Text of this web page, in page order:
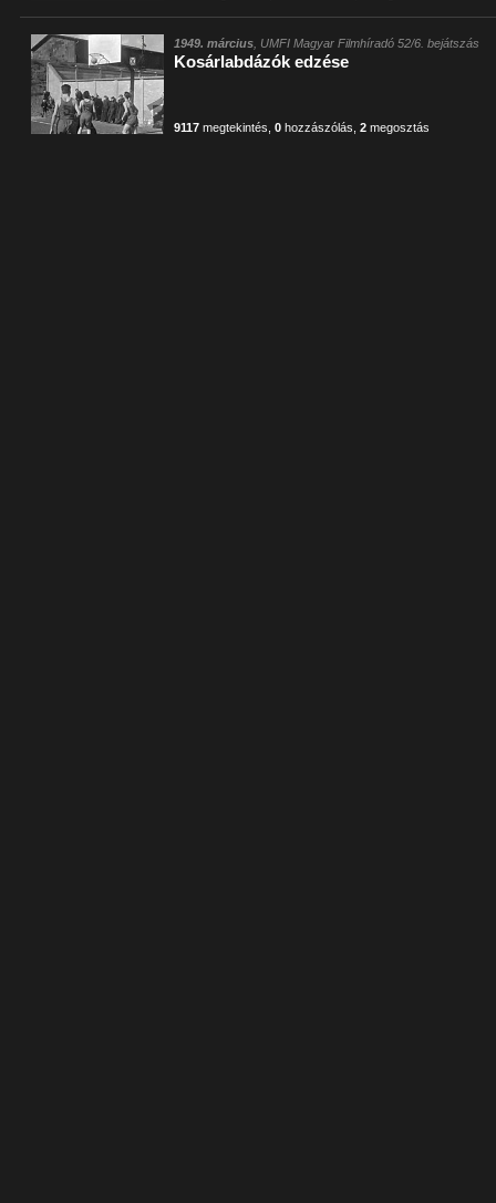
1949. március , UMFI Magyar Filmhíradó 52/6. bejátszás
Kosárlabdázók edzése
9117 megtekintés ,0 hozzászólás ,2 megosztás